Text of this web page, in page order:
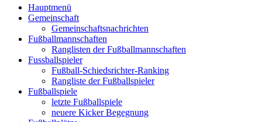
Hauptmenü
Gemeinschaft
Gemeinschaftsnachrichten
Fußballmannschaften
Ranglisten der Fußballmannschaften
Fussballspieler
Fußball-Schiedsrichter-Ranking
Rangliste der Fußballspieler
Fußballspiele
letzte Fußballspiele
neuere Kicker Begegnung